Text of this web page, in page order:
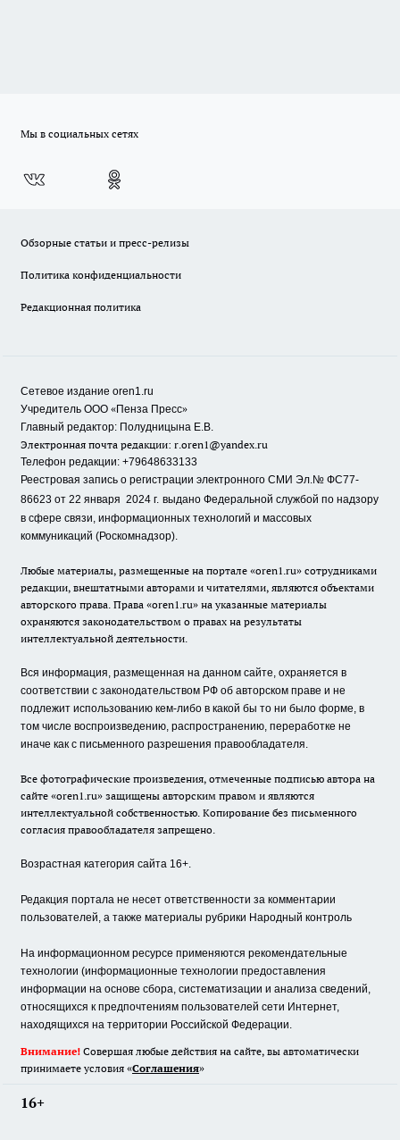
Мы в социальных сетях
Обзорные статьи и пресс-релизы
Политика конфиденциальности
Редакционная политика
Сетевое издание oren1.ru
Учредитель ООО «Пенза Пресс»
Главный редактор: Полудницына Е.В.
Электронная почта редакции: r.oren1@yandex.ru
Телефон редакции: +79648633133
Реестровая запись о регистрации электронного СМИ Эл.№ ФС77-
86623 от 22 января 2024 г. выдано Федеральной службой по надзору
в сфере связи, информационных технологий и массовых
коммуникаций (Роскомнадзор).
Любые материалы, размещенные на портале «oren1.ru» сотрудниками
редакции, внештатными авторами и читателями, являются объектами
авторского права. Права «oren1.ru» на указанные материалы
охраняются законодательством о правах на результаты
интеллектуальной деятельности.
Вся информация, размещенная на данном сайте, охраняется в
соответствии с законодательством РФ об авторском праве и не
подлежит использованию кем-либо в какой бы то ни было форме, в
том числе воспроизведению, распространению, переработке не
иначе как с письменного разрешения правообладателя.
Все фотографические произведения, отмеченные подписью автора на
сайте «oren1.ru» защищены авторским правом и являются
интеллектуальной собственностью. Копирование без письменного
согласия правообладателя запрещено.
Возрастная категория сайта 16+.
Редакция портала не несет ответственности за комментарии
пользователей, а также материалы рубрики Народный контроль
На информационном ресурсе применяются рекомендательные
технологии (информационные технологии предоставления
информации на основе сбора, систематизации и анализа сведений,
относящихся к предпочтениям пользователей сети Интернет,
находящихся на территории Российской Федерации.
Внимание! Совершая любые действия на сайте, вы автоматически
принимаете условия «Cоглашения»
16+